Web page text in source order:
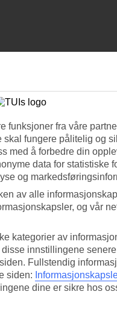
funksjoner fra våre
skal fungere pålitelig og
med å forbedre din
data for statistiske
og
av alle
og vår
kategorier av
innstillingene
Fullstendig
siden:
dine er sikre hos